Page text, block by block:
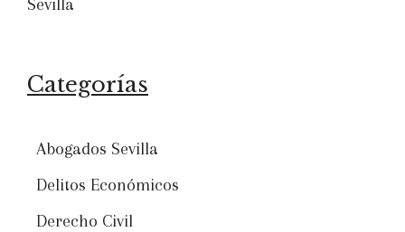
Sevilla
Categorías
Abogados Sevilla
Delitos Económicos
Derecho Civil